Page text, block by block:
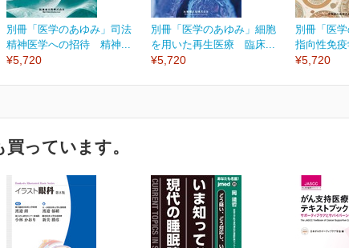
別冊「医学のあゆみ」司法
精神医学への招待 精神...
¥5,720
別冊「医学のあゆみ」細胞
を用いた再生医療 臨床...
¥5,720
別冊「医学
指向性免疫
¥5,720
っています。